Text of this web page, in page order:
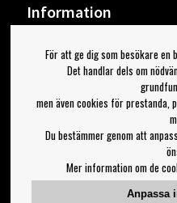
Information
Om Bengans
FAQ / Köp- & Leveransvillkor
Jag vill ha
För att ge dig som besökare en
Det handlar dels om
men även cookies för prestanda,
Du bestämmer genom att
Mer information om de
Anpassa